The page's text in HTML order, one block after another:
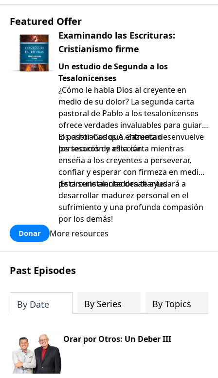
Featured Offer
Examinando las Escrituras:
Cristianismo firme
Un estudio de Segunda a los
Tesalonicenses
¿Cómo le habla Dios al creyente en
medio de su dolor? La segunda carta
pastoral de Pablo a los tesalonicenses
ofrece verdades invaluables para guiar a
los cristianos que enfrentan
persecución y aflicción.
El pastor Carlos A. Zazueta desenvuelve
los tesoros de esta carta mientras
enseña a los creyentes a perseverar,
confiar y esperar con firmeza en medio
de circunstancias desafiantes.
¡Esta serie alentadora te ayudará a
desarrollar madurez personal en el
sufrimiento y una profunda compasión
por los demás!
Donar More resources
Past Episodes
By Date By Series By Topics
Orar por Otros: Un Deber III